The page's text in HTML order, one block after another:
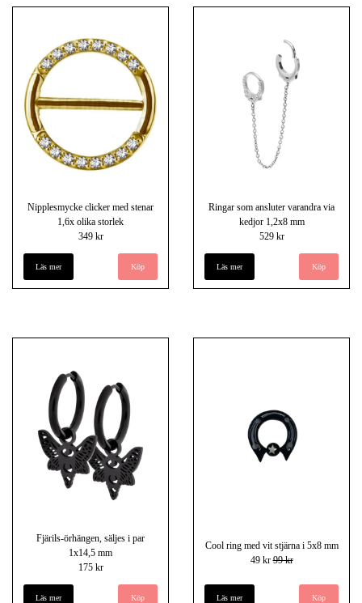
Nipplesmycke clicker med stenar
1,6x olika storlek
349 kr
Läs mer Köp
Ringar som ansluter varandra via
kedjor 1,2x8 mm
529 kr
Läs mer
Fjärils-örhängen, säljes i par
1x14,5 mm
175 kr
Läs mer
Cool ring med vit stjärna i 5x8 mm
49 kr99 kr
Läs mer